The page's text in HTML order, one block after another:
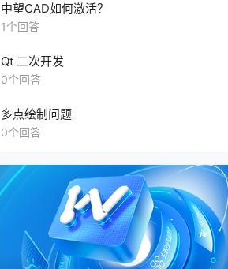
中望CAD如何激活？
1个回答
Qt 二次开发
0个回答
多点绘制问题
0个回答